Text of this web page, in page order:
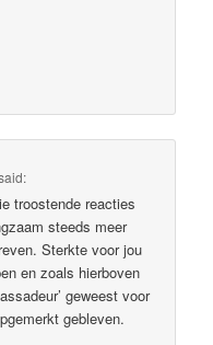
troostende reacties
steeds meer
Sterkte voor jou
en zoals hierboven
geweest voor
gebleven.